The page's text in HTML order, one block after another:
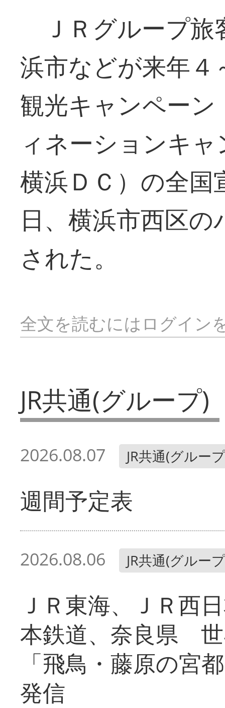
ＪＲグループ旅
浜市などが来年
観光キャンペー
ィネーションキ
横浜ＤＣ）の全国
日、横浜市西区
された。
全文を読むにはログイン
JR共通(グループ)
2026.08.07 JR共通(グルー
週間予定表
2026.08.06 JR共通(グルー
ＪＲ東海、ＪＲ西
本鉄道、奈良県
「飛鳥・藤原の宮
発信